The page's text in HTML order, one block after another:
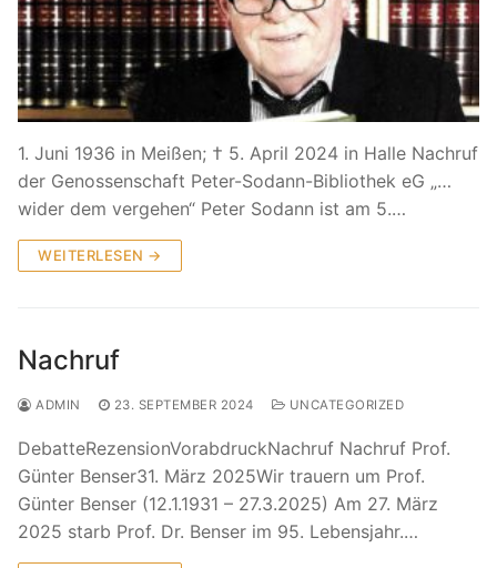
1. Juni 1936 in Meißen; † 5. April 2024 in Halle Nachruf
der Genossenschaft Peter-Sodann-Bibliothek eG „…
wider dem vergehen“ Peter Sodann ist am 5.…
WEITERLESEN →
Nachruf
ADMIN 23. SEPTEMBER 2024 UNCATEGORIZED
DebatteRezensionVorabdruckNachruf Nachruf Prof.
Günter Benser31. März 2025Wir trauern um Prof.
Günter Benser (12.1.1931 – 27.3.2025) Am 27. März
2025 starb Prof. Dr. Benser im 95. Lebensjahr.…